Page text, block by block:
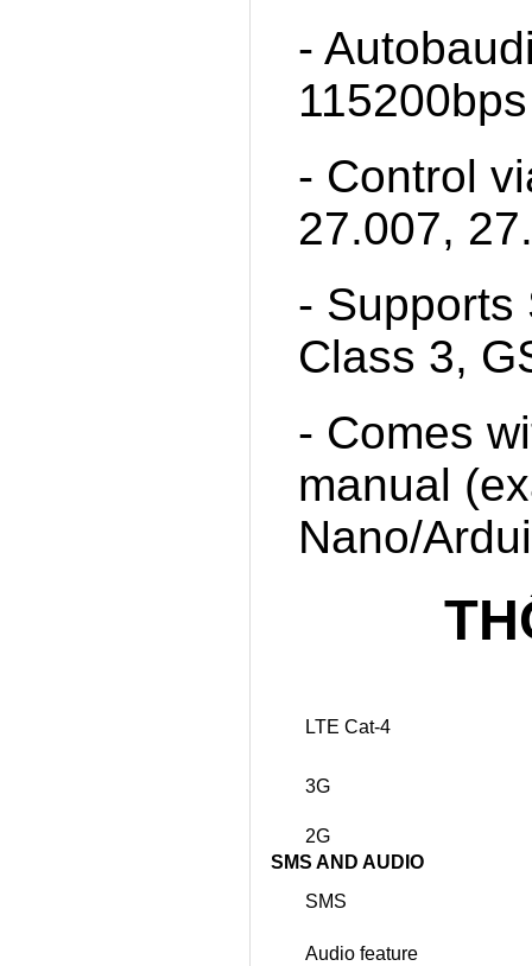
-
115200bps
- Control
27.007,
- Supports
Class 3,
- Comes
manual
Nano/
LTE Cat-4
3G
2G
SMS AND AUDIO
SMS
Audio feature